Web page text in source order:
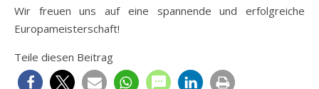
Wir freuen uns auf eine spannende und erfolgreiche
Europameisterschaft!
Teile diesen Beitrag